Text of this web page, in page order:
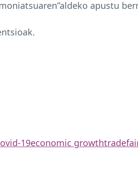
apustu
19economic growthtrade